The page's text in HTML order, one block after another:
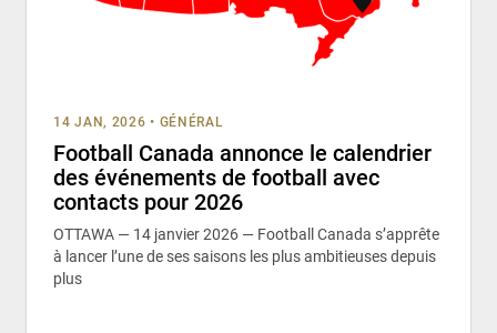
14 JAN, 2026 • GÉNÉRAL
Football Canada annonce le calendrier
des événements de football avec
contacts pour 2026
OTTAWA — 14 janvier 2026 — Football Canada s’apprête
à lancer l’une de ses saisons les plus ambitieuses depuis
plus